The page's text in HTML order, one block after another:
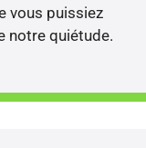
vous puissiez
notre quiétude.